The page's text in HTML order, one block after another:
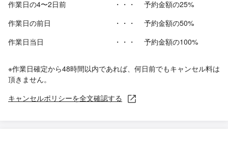
作業日の4〜2日前 ・・・
予約金額の25%
作業日の前日
・・・
予約金額の50%
作業日当日
・・・ 予約金額の100%
※作業日確定から48時間以内であれば、何日前でもキャンセル料は
頂きません。
キャンセルポリシーを全文確認する